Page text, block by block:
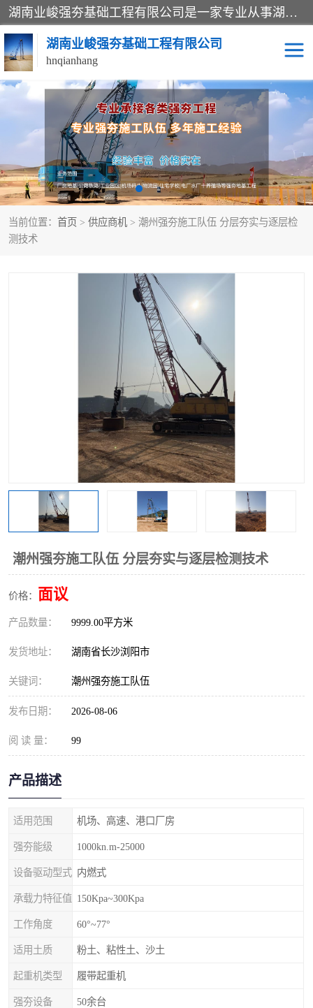
湖南业峻强夯基础工程有限公司是一家专业从事湖南强夯基础工程、强夯机租赁，地基处理的施工单位。业务覆盖：湖南、广东，江西等地。可承接1000KN.m-25000KN.m强夯（置换）工程。公司创始人是国内较早期从事强夯施工的建设者，经过多年的一步一个脚印的发展，在行业内具有较高的度和良好的口碑。
湖南业峻强夯基础工程有限公司
hnqianhang
当前位置： 首页 > 供应商机 > 潮州强夯施工队伍 分层夯实与逐层检
测技术
潮州强夯施工队伍 分层夯实与逐层检测技术
价格： 面议
产品数量： 9999.00平方米
发货地址： 湖南省长沙浏阳市
关键词： 潮州强夯施工队伍
发布日期： 2026-08-06
阅 读 量： 99
产品描述
适用范围 机场、高速、港口厂房
强夯能级 1000kn.m-25000
设备驱动型式 内燃式
承载力特征值 150Kpa~300Kpa
工作角度 60°~77°
适用土质 粉土、粘性土、沙土
起重机类型 履带起重机
强夯设备 50余台
强夯施工案例 强夯机租赁
强夯施工工程 强夯施工队伍
强夯队伍